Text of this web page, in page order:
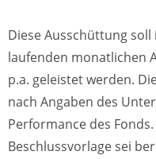
Diese Ausschüttung
laufenden monatlichen
p.a. geleistet werden.
nach Angaben des
Performance des
Beschlussvorlage sei